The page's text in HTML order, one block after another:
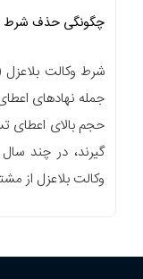
چگونگی حذف شرط
شرط وکالت
جمله نهادهای
حجم بالای اعطای
گیرند، در چند
وکالت بلاعزل از